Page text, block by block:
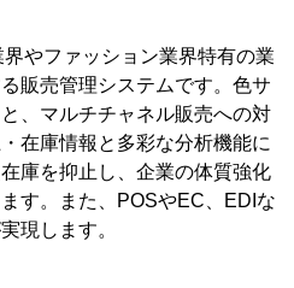
界やファッション業界特有の業
販売管理システムです。色サ
、マルチチャネル販売への対
在庫情報と多彩な分析機能に
庫を抑止し、企業の体質強化
す。また、POSやEC、EDIな
現します。